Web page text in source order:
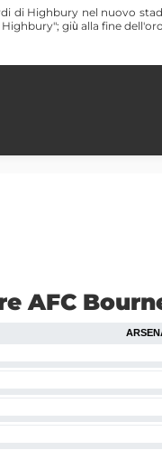
di Highbury nel nuovo
giù alla fine
AFC